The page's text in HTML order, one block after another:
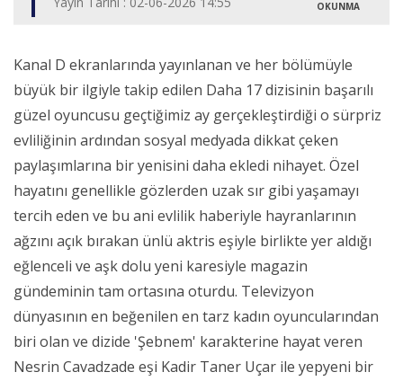
OKUNMA
Kanal D ekranlarında yayınlanan ve her bölümüyle
büyük bir ilgiyle takip edilen Daha 17 dizisinin başarılı
güzel oyuncusu geçtiğimiz ay gerçekleştirdiği o sürpriz
evliliğinin ardından sosyal medyada dikkat çeken
paylaşımlarına bir yenisini daha ekledi nihayet. Özel
hayatını genellikle gözlerden uzak sır gibi yaşamayı
tercih eden ve bu ani evlilik haberiyle hayranlarının
ağzını açık bırakan ünlü aktris eşiyle birlikte yer aldığı
eğlenceli ve aşk dolu yeni karesiyle magazin
gündeminin tam ortasına oturdu. Televizyon
dünyasının en beğenilen en tarz kadın oyuncularından
biri olan ve dizide 'Şebnem' karakterine hayat veren
Nesrin Cavadzade eşi Kadir Taner Uçar ile yepyeni bir